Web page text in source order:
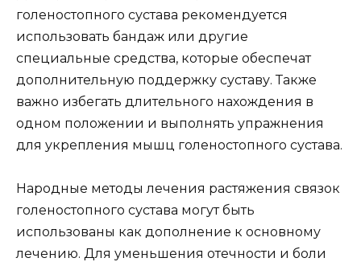
голеностопного сустава рекомендуется
использовать бандаж или другие
специальные средства, которые обеспечат
дополнительную поддержку суставу. Также
важно избегать длительного нахождения в
одном положении и выполнять упражнения
для укрепления мышц голеностопного сустава.
Народные методы лечения растяжения связок
голеностопного сустава могут быть
использованы как дополнение к основному
лечению. Для уменьшения отечности и боли